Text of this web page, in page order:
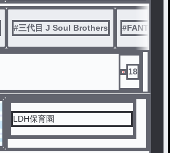
#三代目 J Soul Brothers #
18
LDH保育園